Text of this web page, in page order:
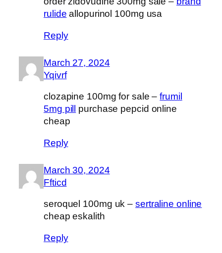
rulide allopurinol 100mg usa
Reply
March 27, 2024
Yqivrf
clozapine 100mg for sale –frumil
5mg pill
purchase pepcid online
cheap
Reply
March 30, 2024
Ffticd
seroquel 100mg uk – sertraline online
cheap eskalith
Reply